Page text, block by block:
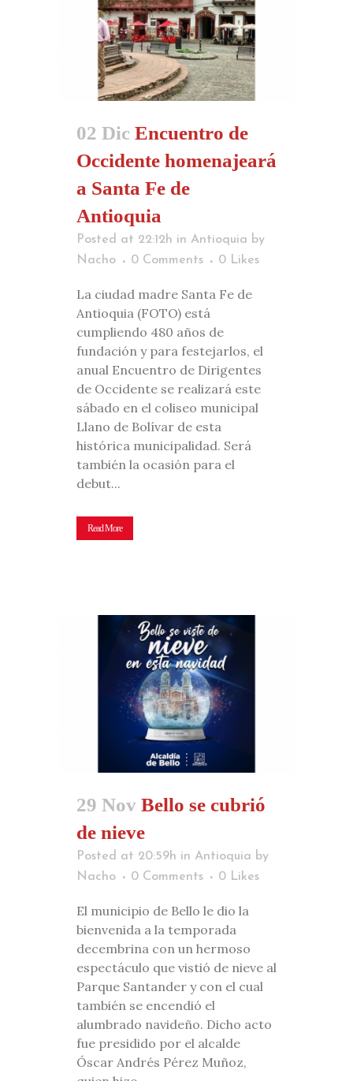
02 Dic Encuentro de
Occidente homenajeará
a Santa Fe de
Antioquia
Posted at 22:12h in Antioquia by
Nacho
0 Comments 0 Likes
La ciudad madre Santa Fe de
Antioquia (FOTO) está
cumpliendo 480 años de
fundación y para festejarlos, el
anual Encuentro de Dirigentes
de Occidente se realizará este
sábado en el coliseo municipal
Llano de Bolívar de esta
histórica municipalidad. Será
también la ocasión para el
debut...
Read More
29 Nov Bello se cubrió
de nieve
Posted at 20:59h in Antioquia by
Nacho
0 Comments 0 Likes
El municipio de Bello le dio la
bienvenida a la temporada
decembrina con un hermoso
espectáculo que vistió de nieve al
Parque Santander y con el cual
también se encendió el
alumbrado navideño. Dicho acto
fue presidido por el alcalde
Óscar Andrés Pérez Muñoz,